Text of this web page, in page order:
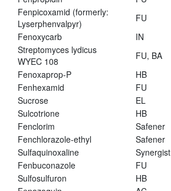
Fenpicoxamid (formerly:
Lyserphenvalpyr)
FU
Fenoxycarb
IN
Streptomyces lydicus
WYEC 108
FU, BA
Fenoxaprop-P
HB
Fenhexamid
FU
Sucrose
EL
Sulcotrione
HB
Fenclorim
Safener
Fenchlorazole-ethyl
Safener
Sulfaquinoxaline
Synergist
Fenbuconazole
FU
Sulfosulfuron
HB